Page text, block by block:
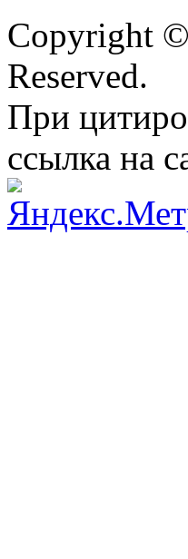
Copyright
Reserved.
При
ссылка на